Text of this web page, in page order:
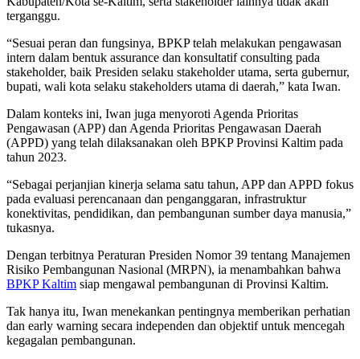
terganggu.
“Sesuai peran dan fungsinya, BPKP telah melakukan pengawasan
intern dalam bentuk assurance dan konsultatif consulting pada
stakeholder, baik Presiden selaku stakeholder utama, serta gubernur,
bupati, wali kota selaku stakeholders utama di daerah,” kata Iwan.
Dalam konteks ini, Iwan juga menyoroti Agenda Prioritas
Pengawasan (APP) dan Agenda Prioritas Pengawasan Daerah
(APPD) yang telah dilaksanakan oleh BPKP Provinsi Kaltim pada
tahun 2023.
“Sebagai perjanjian kinerja selama satu tahun, APP dan APPD fokus
pada evaluasi perencanaan dan penganggaran, infrastruktur
konektivitas, pendidikan, dan pembangunan sumber daya manusia,”
tukasnya.
Dengan terbitnya Peraturan Presiden Nomor 39 tentang Manajemen
Risiko Pembangunan Nasional (MRPN), ia menambahkan bahwa
BPKP Kaltim siap mengawal pembangunan di Provinsi Kaltim.
Tak hanya itu, Iwan menekankan pentingnya memberikan perhatian
dan early warning secara independen dan objektif untuk mencegah
kegagalan pembangunan.